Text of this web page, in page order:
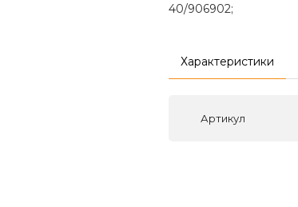
40/906902;
Характеристики
Артикул